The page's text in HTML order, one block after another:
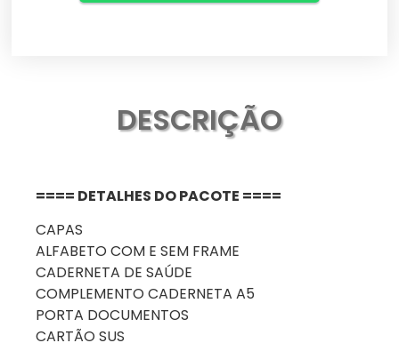
DESCRIÇÃO
==== DETALHES DO PACOTE ====
CAPAS
ALFABETO COM E SEM FRAME
CADERNETA DE SAÚDE
COMPLEMENTO CADERNETA A5
PORTA DOCUMENTOS
CARTÃO SUS